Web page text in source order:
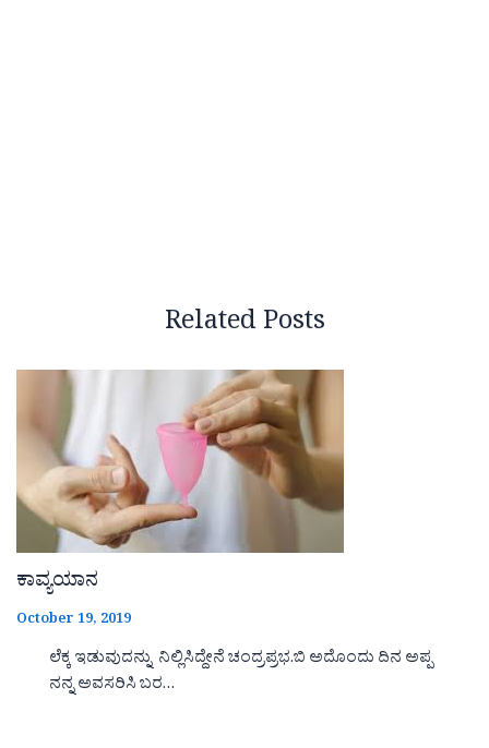
Related Posts
ಕಾವ್ಯಯಾನ
October 19, 2019
ಲೆಕ್ಕ ಇಡುವುದನ್ನು ನಿಲ್ಲಿಸಿದ್ದೇನೆ ಚಂದ್ರಪ್ರಭ.ಬಿ ಅದೊಂದು ದಿನ ಅಪ್ಪ
ನನ್ನ ಅವಸರಿಸಿ ಬರ…